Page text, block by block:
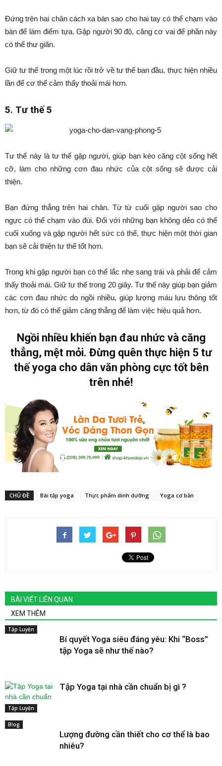
Đứng trên hai chân cách xa bàn sao cho hai tay có thể chạm vào
bàn để làm điểm tựa. Gập người 90 độ, căng cơ vai để phần này
có thể thư giãn.
Giữ tư thế trong một lúc rồi trở về tư thế ban đầu, thực hiện nhiều
lần để cơ thể cảm thấy thoải mái hơn.
5. Tư thế 5
Tư thế này là tư thế gập người, giúp bạn kéo căng cột sống hết
cỡ, làm cho những cơn đau nhức của cột sống sẽ được cải
thiện.
Bạn đứng thẳng trên hai chân. Từ từ cuối gập người sao cho
ngực có thể chạm vào đùi. Đối với những bạn không dẻo có thể
cuối xuống và gập người hết sức có thể, thực hiện một thời gian
bạn sẽ cải thiện tư thế tốt hơn.
Trong khi gập người bạn có thể lắc nhẹ sang trái và phải để cảm
thấy thoải mái. Giữ tư thế trong 20 giây. Tư thế này giúp bạn giảm
các cơn đau nhức do ngồi nhiều, giúp lượng máu lưu thông tốt
hơn, từ đó có thể giảm căng thẳng để làm việc hiệu quả hơn.
Ngồi nhiều khiến bạn đau nhức và căng
thẳng, mệt mỏi. Đừng quên thực hiện 5 tư
thế yoga cho dân văn phòng cực tốt bên
trên nhé!
CHỦ ĐỀ Bài tập yoga Thực phẩm dinh dưỡng Yoga cơ bản
BÀI VIẾT LIÊN QUAN
XEM THÊM
Tập Luyện
Bí quyết Yoga siêu đáng yêu: Khi “Boss”
tập Yoga sẽ như thế nào?
Tập Luyện
Tập Yoga tại nhà cần chuẩn bị gì ?
Blog
Lượng đường cần thiết cho cơ thể là bao
nhiêu?